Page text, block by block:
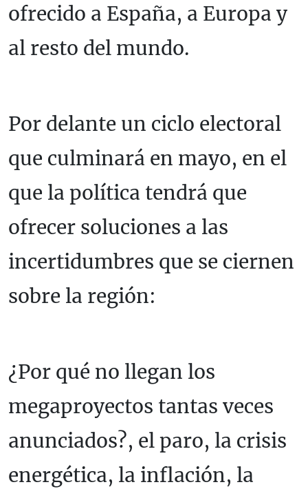
ofrecido a España, a Europa y
al resto del mundo.
Por delante un ciclo electoral
que culminará en mayo, en el
que la política tendrá que
ofrecer soluciones a las
incertidumbres que se ciernen
sobre la región:
¿Por qué no llegan los
megaproyectos tantas veces
anunciados?, el paro, la crisis
energética, la inflación, la